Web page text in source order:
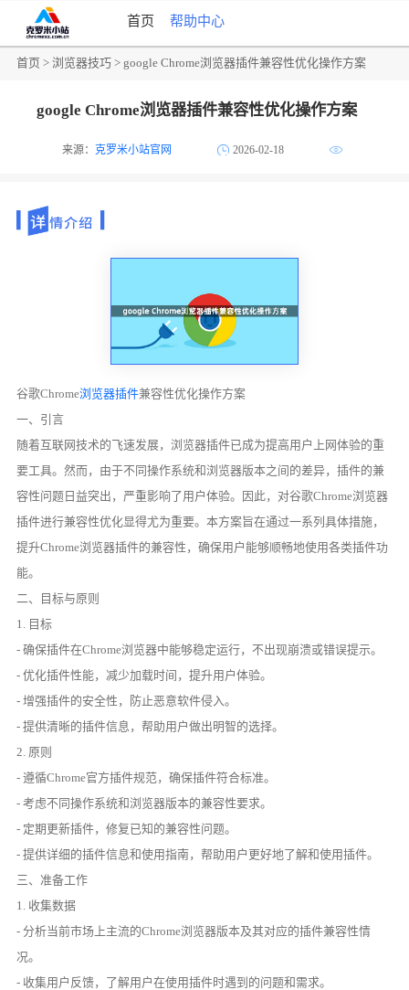
首页 帮助中心
首页 >浏览器技巧 > google Chrome浏览器插件兼容性优化操作方案
google Chrome浏览器插件兼容性优化操作方案
来源：克罗米小站官网 2026-02-18
谷歌Chrome浏览器插件兼容性优化操作方案
一、引言
随着互联网技术的飞速发展，浏览器插件已成为提高用户上网体验的重
要工具。然而，由于不同操作系统和浏览器版本之间的差异，插件的兼
容性问题日益突出，严重影响了用户体验。因此，对谷歌Chrome浏览器
插件进行兼容性优化显得尤为重要。本方案旨在通过一系列具体措施，
提升Chrome浏览器插件的兼容性，确保用户能够顺畅地使用各类插件功
能。
二、目标与原则
1. 目标
- 确保插件在Chrome浏览器中能够稳定运行，不出现崩溃或错误提示。
- 优化插件性能，减少加载时间，提升用户体验。
- 增强插件的安全性，防止恶意软件侵入。
- 提供清晰的插件信息，帮助用户做出明智的选择。
2. 原则
- 遵循Chrome官方插件规范，确保插件符合标准。
- 考虑不同操作系统和浏览器版本的兼容性要求。
- 定期更新插件，修复已知的兼容性问题。
- 提供详细的插件信息和使用指南，帮助用户更好地了解和使用插件。
三、准备工作
1. 收集数据
- 分析当前市场上主流的Chrome浏览器版本及其对应的插件兼容性情
况。
- 收集用户反馈，了解用户在使用插件时遇到的问题和需求。